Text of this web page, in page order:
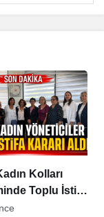
Kolları
Toplu İstifa